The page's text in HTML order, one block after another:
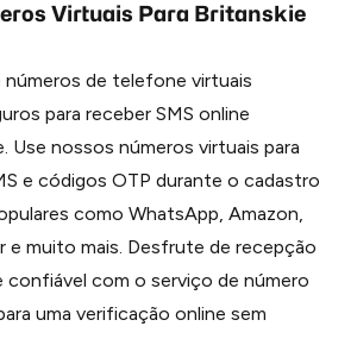
Virtuais Para Britanskie
de telefone virtuais
para receber SMS online
Use nossos números virtuais para
e códigos OTP durante o cadastro
como WhatsApp, Amazon,
e muito mais. Desfrute de recepção
confiável com o serviço de número
uma verificação online sem